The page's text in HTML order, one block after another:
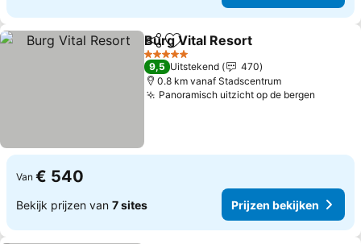
DelenToevoegen aan favorieten
Burg Vital Resort
5 Sterren
9,5 Uitstekend
470
0.8 km vanaf Stadscentrum
Panoramisch uitzicht op de bergen
Van € 540
Bekijk prijzen van 7 sites Prijzen bekijken